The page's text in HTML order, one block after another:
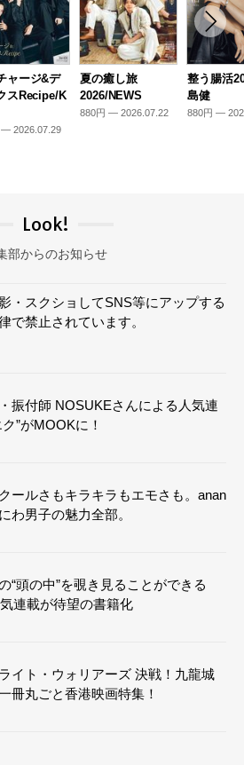
ャージ&デ
スRecipe/K
— 2026.07.29
夏の癒し旅
2026/NEWS
880円 — 2026.07.22
整う腸活
島健
880円 —
Look!
部からのお知らせ
・スクショしてSNS等にアップする
で禁止されています。
振付師 NOSUKEさんによる人気連
”がMOOKに！
ールさもキラキラもエモさも。anan
わ男子の魅力全部。
“頭の中”を覗き見ることができる
連載が待望の書籍化
ライト・ウォリアーズ 決戦！九龍城
冊丸ごと香港映画特集！